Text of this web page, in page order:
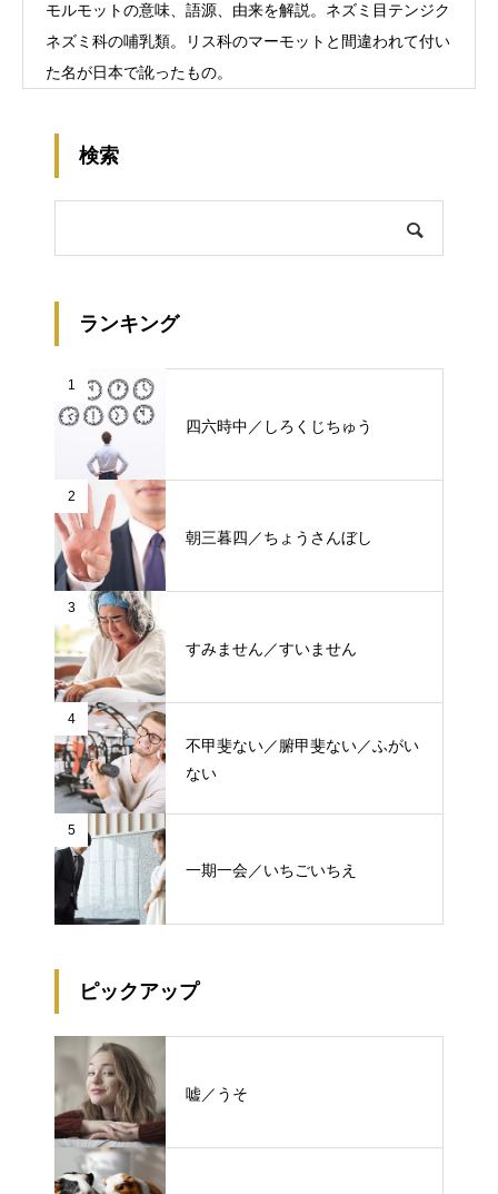
モルモットの意味、語源、由来を解説。ネズミ目テンジク
ネズミ科の哺乳類。リス科のマーモットと間違われて付い
た名が日本で訛ったもの。
検索
ランキング
1
四六時中／しろくじちゅう
2
朝三暮四／ちょうさんぼし
3
すみません／すいません
4
不甲斐ない／腑甲斐ない／ふがい
ない
5
一期一会／いちごいちえ
ピックアップ
嘘／うそ